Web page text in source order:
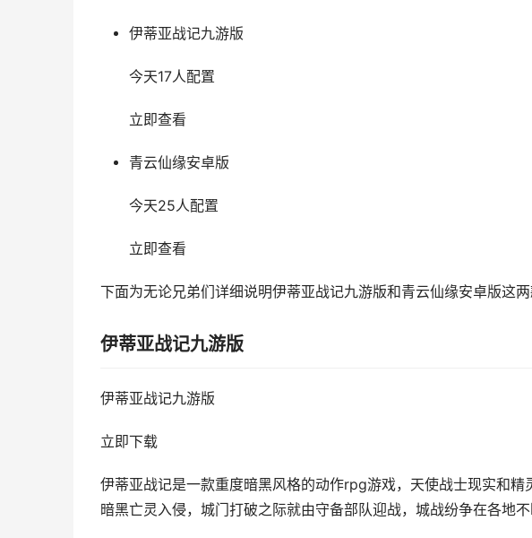
伊蒂亚战记九游版
今天17人配置
立即查看
青云仙缘安卓版
今天25人配置
立即查看
下面为无论兄弟们详细说明伊蒂亚战记九游版和青云仙缘安卓版这两
伊蒂亚战记九游版
伊蒂亚战记九游版
立即下载
伊蒂亚战记是一款重度暗黑风格的动作rpg游戏，天使战士现实和
暗黑亡灵入侵，城门打破之际就由守备部队迎战，城战纷争在各地不